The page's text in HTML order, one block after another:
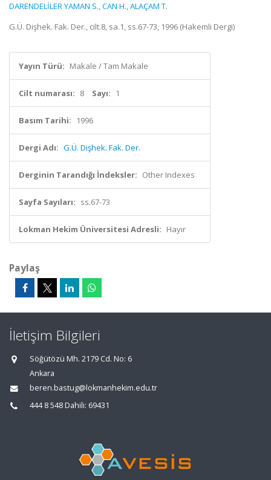
DARENDELİLER YAMAN S.,CAN H.,ALAÇAM T.
G.Ü. Dişhek. Fak. Der., cilt.8, sa.1, ss.67-73, 1996 (Hakemli Dergi)
Yayın Türü: Makale / Tam Makale
Cilt numarası: 8 Sayı: 1
Basım Tarihi: 1996
Dergi Adı: G.Ü. Dişhek. Fak. Der.
Derginin Tarandığı İndeksler: Other Indexes
Sayfa Sayıları: ss.67-73
Lokman Hekim Üniversitesi Adresli: Hayır
Paylaş
İletişim Bilgileri
Söğütözü Mh. 2179 Cd. No: 6
Ankara
beren.bastug@lokmanhekim.edu.tr
444 8 548 Dahili: 69431